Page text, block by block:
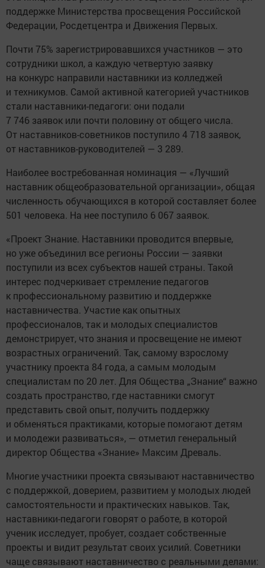
поддержке Министерства просвещения Российской
Федерации, Росдетцентра и Движения Первых.
Почти 75% зарегистрировавшихся участников — это
сотрудники школ, а каждую четвертую заявку
на конкурс направили наставники из колледжей
и техникумов. Самой активной категорией участников
стали наставники-педагоги: они подали
7 746 заявок или почти половину от общего числа.
От наставников-советников поступило 4 718 заявок,
от наставников-руководителей — 3 289.
Наиболее востребованная номинация — «Лучший
наставник общеобразовательной организации», общая
численность обучающихся в которой составляет более
501 человека. На нее поступило 6 067 заявок.
«Проект Знание. Наставники проводится впервые,
но уже объединил все регионы России — заявки
поступили из всех субъектов нашей страны. Такой
интерес подчеркивает стремление педагогов
к профессиональному развитию и поддержке
наставничества. Участие как опытных
профессионалов, так и молодых специалистов
демонстрирует, что знания и просвещение не имеют
возрастных ограничений. Так, самому взрослому
участнику проекта 84 года, а самым молодым
специалистам по 20 лет. Для Общества „Знание“ важно
создать пространство, где наставники смогут
представить свой опыт, получить поддержку
и обменяться практиками, которые помогают детям
и молодежи развиваться», — отметил генеральный
директор Общества «Знание» Максим Древаль.
Многие участники проекта связывают наставничество
с поддержкой, доверием, развитием у молодых людей
самостоятельности и практических навыков. Так,
наставники-педагоги говорят о работе, в которой
ученик исследует, пробует, создает собственные
проекты и видит результат своих усилий. Советники
чаще связывают наставничество с реальными делами: